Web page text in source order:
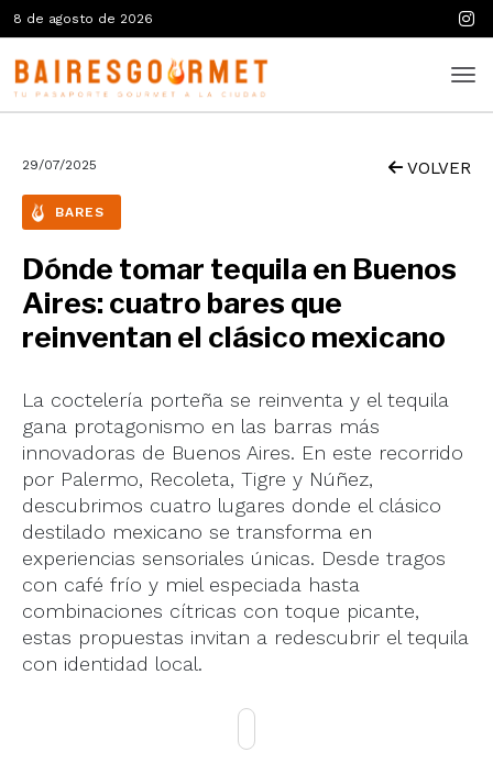
8 de agosto de 2026
29/07/2025 VOLVER
BARES
Dónde tomar tequila en Buenos
Aires: cuatro bares que
reinventan el clásico mexicano
La coctelería porteña se reinventa y el tequila
gana protagonismo en las barras más
innovadoras de Buenos Aires. En este recorrido
por Palermo, Recoleta, Tigre y Núñez,
descubrimos cuatro lugares donde el clásico
destilado mexicano se transforma en
experiencias sensoriales únicas. Desde tragos
con café frío y miel especiada hasta
combinaciones cítricas con toque picante,
estas propuestas invitan a redescubrir el tequila
con identidad local.